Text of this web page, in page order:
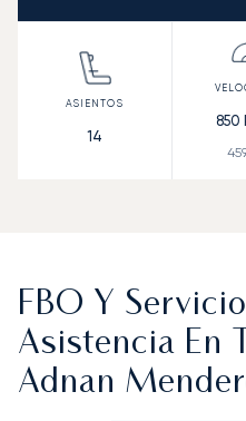
14
850
FBO Y
Asistencia En
Adnan